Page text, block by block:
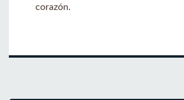
corazón.